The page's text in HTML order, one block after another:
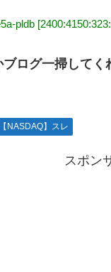
pldb
ログ一掃してく
NASDAQ】スレ
スポン